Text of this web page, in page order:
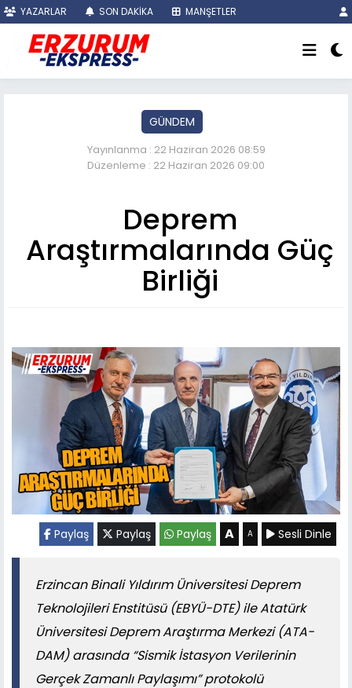
YAZARLAR SON DAKİKA MANŞETLER
GÜNDEM
Yayınlanma : 22 Haziran 2026 08:59
Düzenleme : 22 Haziran 2026 09:00
Deprem
Araştırmalarında Güç
Birliği
Paylaş Paylaş Paylaş A A Sesli Dinle
Erzincan Binali Yıldırım Üniversitesi Deprem
Teknolojileri Enstitüsü (EBYÜ-DTE) ile Atatürk
Üniversitesi Deprem Araştırma Merkezi (ATA-
DAM) arasında “Sismik İstasyon Verilerinin
Gerçek Zamanlı Paylaşımı” protokolü